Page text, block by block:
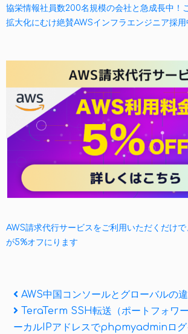
協栄情報社員数200名規模の会社と急成長中！
拡大化にむけ絶賛AWSインフラエンジニア採用
AWS請求代行サービスをご利用いただくだけ
が5%オフにります
投
稿
Previous
Post
AWS中国コンソールとグローバルの
Next
Post
TeraTerm SSH転送（ポートフォワ
ーカルIPアドレスでphpmyadminログ